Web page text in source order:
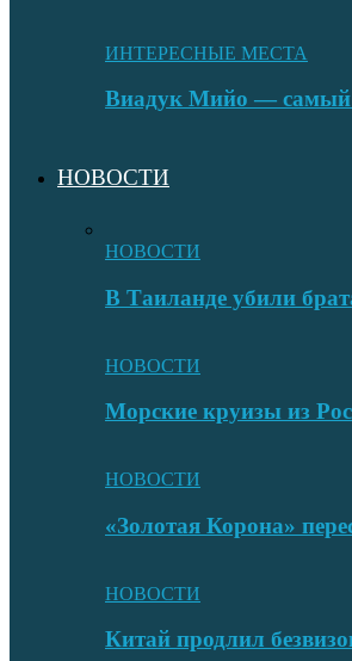
ИНТЕРЕСНЫЕ МЕСТА
Виадук Мийо — самый
НОВОСТИ
НОВОСТИ
В Таиланде убили
НОВОСТИ
Морские круизы из
НОВОСТИ
«Золотая Корона»
НОВОСТИ
Китай продлил